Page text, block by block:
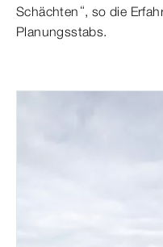
Schächten“, so die
Planungsstabs.